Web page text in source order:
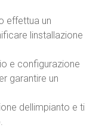
effettua un
linstallazione
e configurazione
garantire un
dellimpianto e ti